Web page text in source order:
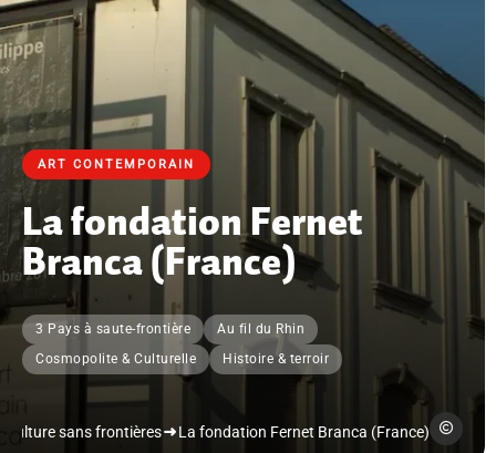
OTPSL -
ART CONTEMPORAIN
La fondation Fernet
Branca (France)
3 Pays à saute-frontière
Au fil du Rhin
Cosmopolite & Culturelle
Histoire & terroir
Culture sans frontières La fondation Fernet Branca (France)